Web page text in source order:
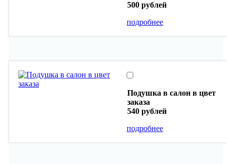
500 рублей
подробнее
Подушка в салон в цвет
заказа
540 рублей
подробнее